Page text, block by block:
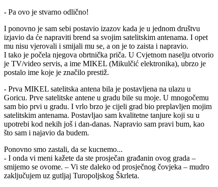
- Pa ovo je stvarno odlično!
I ponovno je sam sebi postavio izazov kada je u jednom društvu
izjavio da će napraviti brend sa svojim satelitskim antenama. I opet
mu nisu vjerovali i smijali mu se, a on je to zaista i napravio.
I tako je počela njegova obrtnička priča. U Cvjetnom naselju otvorio
je TV/video servis, a ime MIKEL (Mikulčić elektronika), ubrzo je
postalo ime koje je značilo prestiž.
- Prva MIKEL satelitska antena bila je postavljena na ulazu u
Goricu. Prve satelitske antene u gradu bile su moje. U mnogočemu
sam bio prvi u gradu. I vrlo brzo je cijeli grad bio preplavljen mojim
satelitskim antenama. Postavljao sam kvalitetne tanjure koji su u
upotrebi kod nekih još i dan-danas. Napravio sam pravi bum, kao
što sam i najavio da budem.
Ponovno smo zastali, da se kucnemo...
- I onda vi meni kažete da ste prosječan građanin ovog grada –
smijemo se ovome. – Vi ste daleko od prosječnog čovjeka – mudro
zaključujem uz gutljaj Turopoljskog Škrleta.